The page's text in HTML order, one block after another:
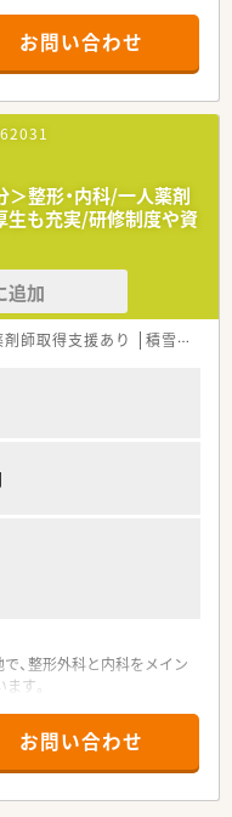
は4対6の割合です。
ざいます。
しており、福岡県を中心に
著しい企業です。
特化した事業展開を行っ
業務効率化を図っています。
とに加え、男性の取得実績
度が整っています。
ていた方が、その経験を活
宅の分野で活躍していま
籍しており、時短勤務制度
数入社しており、充実した
師として成長を遂げていま
お問い合わせ
＞整形・内科/一人薬剤
も充実/研修制度や資
追加
師取得支援あり 積雪なし
、整形外科と内科をメイン
す。
ます。
ているため、一人薬剤師の
ます。
お問い合わせ